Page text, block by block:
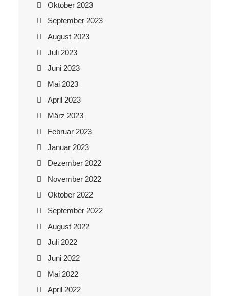
Oktober 2023
September 2023
August 2023
Juli 2023
Juni 2023
Mai 2023
April 2023
März 2023
Februar 2023
Januar 2023
Dezember 2022
November 2022
Oktober 2022
September 2022
August 2022
Juli 2022
Juni 2022
Mai 2022
April 2022